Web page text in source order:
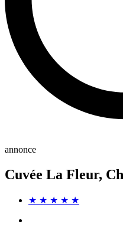
annonce
Cuvée La Fleur,
★ ★ ★ ★ ★